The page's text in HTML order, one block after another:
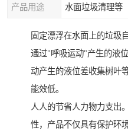
产品用途 水面垃圾清理等
固定漂浮在水面上的垃圾
通过"呼吸运动"产生的液
动产生的液位差收集树叶
能效低。
人人的节省人力物力支出
性，产品不仅具有保护环